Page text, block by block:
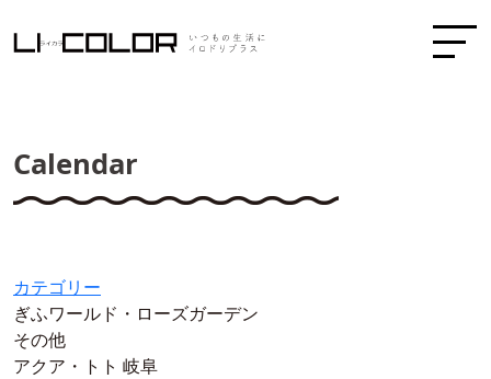
Calendar
カテゴリー
ぎふワールド・ローズガーデン
その他
アクア・トト 岐阜